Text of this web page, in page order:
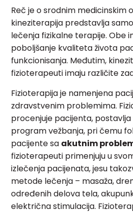
Reč je o srodnim medicinskim
kineziterapija predstavlja
lečenja fizikalne terapije. Obe
poboljšanje kvaliteta života
funkcionisanja. Međutim,
fizioterapeuti imaju različite
Fizioterapija je namenjena
zdravstvenim problemima.
procenjuje pacijenta, postavlja
program vežbanja, pri čemu
pacijente sa akutnim
fizioterapeuti primenjuju u
izlečenja pacijenata, jesu
metode lečenja – masaža,
određenih delova tela,
električna stimulacija.